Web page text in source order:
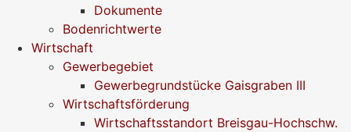
Dokumente
Bodenrichtwerte
Wirtschaft
Gewerbegebiet
Gewerbegrundstücke Gaisgraben III
Wirtschaftsförderung
Wirtschaftsstandort Breisgau-Hochschw.